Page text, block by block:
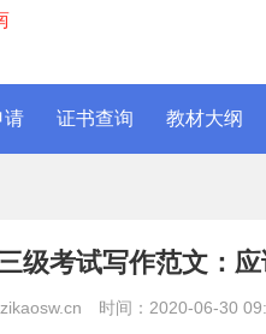
请 证书查询 教材大纲
级考试写作范文：
时间：2020-06-30